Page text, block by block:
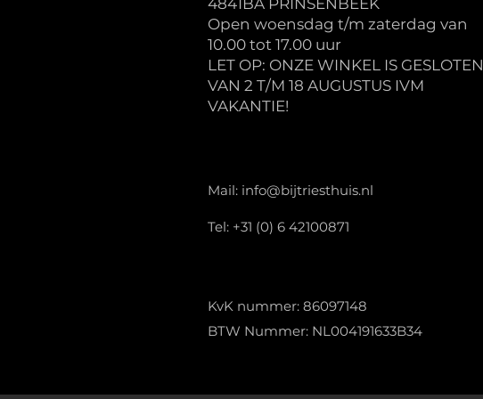
Open woensdag t/m zaterdag van
10.00 tot 17.00 uur
LET OP: ONZE WINKEL IS GESLOTEN
VAN 2 T/M 18 AUGUSTUS IVM
VAKANTIE!
Mail: info@bijtriesthuis.nl
Tel: +31 (0) 6 42100871
KvK nummer: 86097148
BTW Nummer: NL004191633B34